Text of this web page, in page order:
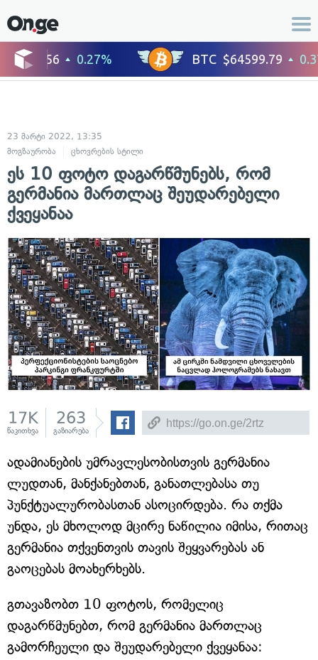
23 მარტი 2022, 13:35
მოგზაურობა
ცხოვრების სტილი
ეს 10 ფოტო დაგარწმუნებს, რომ
გერმანია მართლაც შეუდარებელი
ქვეყანაა
17K
წაკითხვა
263
გაზიარება
ადამიანების უმრავლესობისთვის გერმანია
ლუდთან, მანქანებთან, განათლებასა თუ
პუნქტუალურობასთან ასოცირდება. რა თქმა
უნდა, ეს მხოლოდ მცირე ნაწილია იმისა, რითაც
გერმანია თქვენთვის თავის შეყვარებას ან
გაოცებას მოახერხებს.
გთავაზობთ 10 ფოტოს, რომელიც
დაგარწმუნებთ, რომ გერმანია მართლაც
გამორჩეული და შეუდარებელი ქვეყანაა: